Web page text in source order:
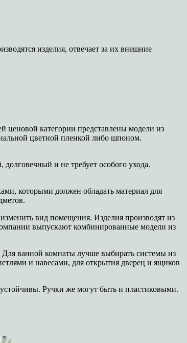
изделия, отвечает за их внешние
ценовой категории представлены модели из
цветной пленкой либо шпоном.
и не требует особого ухода.
которыми должен обладать материал для
вид помещения. Изделия производят из
выпускают комбинированные модели из
ванной комнаты лучше выбирать системы из
и навесами, для открытия дверец и ящиков
Ручки же могут быть и пластиковыми.